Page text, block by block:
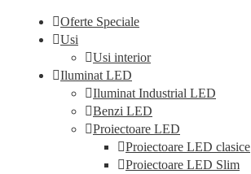
Oferte Speciale
Usi
Usi interior
Iluminat LED
Iluminat Industrial LED
Benzi LED
Proiectoare LED
Proiectoare LED clasice
Proiectoare LED Slim